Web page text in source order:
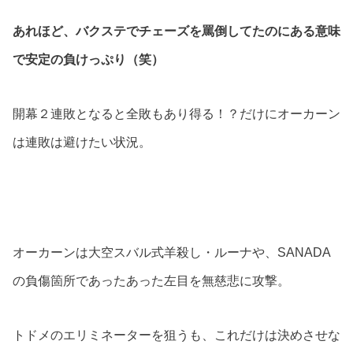
あれほど、バクステでチェーズを罵倒してたのにある意味
で安定の負けっぷり（笑）
開幕２連敗となると全敗もあり得る！？だけにオーカーン
は連敗は避けたい状況。
オーカーンは大空スバル式羊殺し・ルーナや、SANADA
の負傷箇所であったあった左目を無慈悲に攻撃。
トドメのエリミネーターを狙うも、これだけは決めさせな